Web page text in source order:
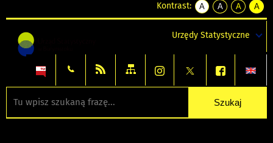
Kontrast:
A
kontrast
A
kontrast
tekst
czarnym
A
kontrast
tekst
czarnym
A
tekst
żółtym
Urzędy Statystyczne